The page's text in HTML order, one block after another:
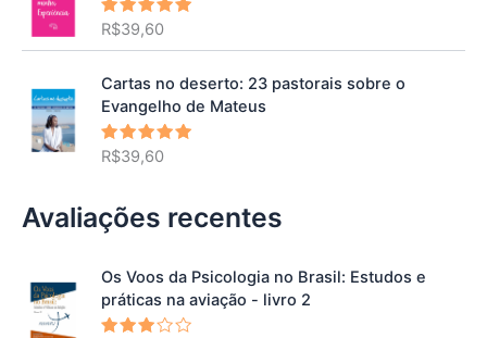
Avaliação
de 5
R$39,60
Cartas no deserto: 23 pastorais sobre o
Evangelho de Mateus
Avaliação
de 5
R$39,60
Avaliações recentes
Os Voos da Psicologia no Brasil: Estudos e
práticas na aviação - livro 2